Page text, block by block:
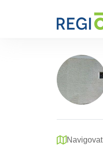
Navigovat